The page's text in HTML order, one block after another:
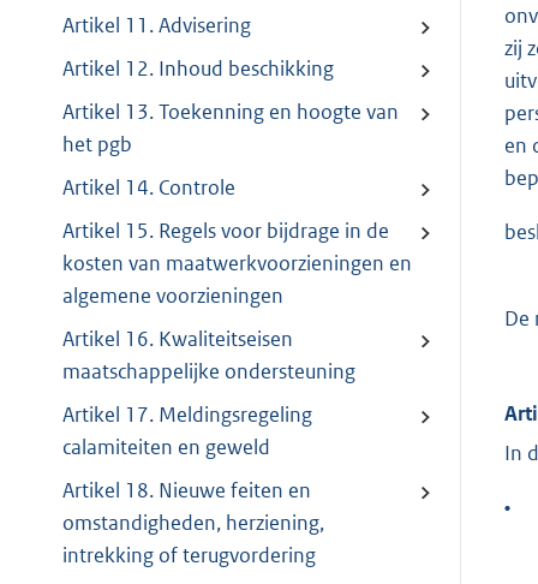
Artikel 11. Advisering
Artikel 12. Inhoud beschikking
Artikel 13. Toekenning en hoogte van
het pgb
Artikel 14. Controle
Artikel 15. Regels voor bijdrage in de
kosten van maatwerkvoorzieningen en
algemene voorzieningen
Artikel 16. Kwaliteitseisen
maatschappelijke ondersteuning
Artikel 17. Meldingsregeling
calamiteiten en geweld
Artikel 18. Nieuwe feiten en
omstandigheden, herziening,
intrekking of terugvordering
zij
en
De
In
•